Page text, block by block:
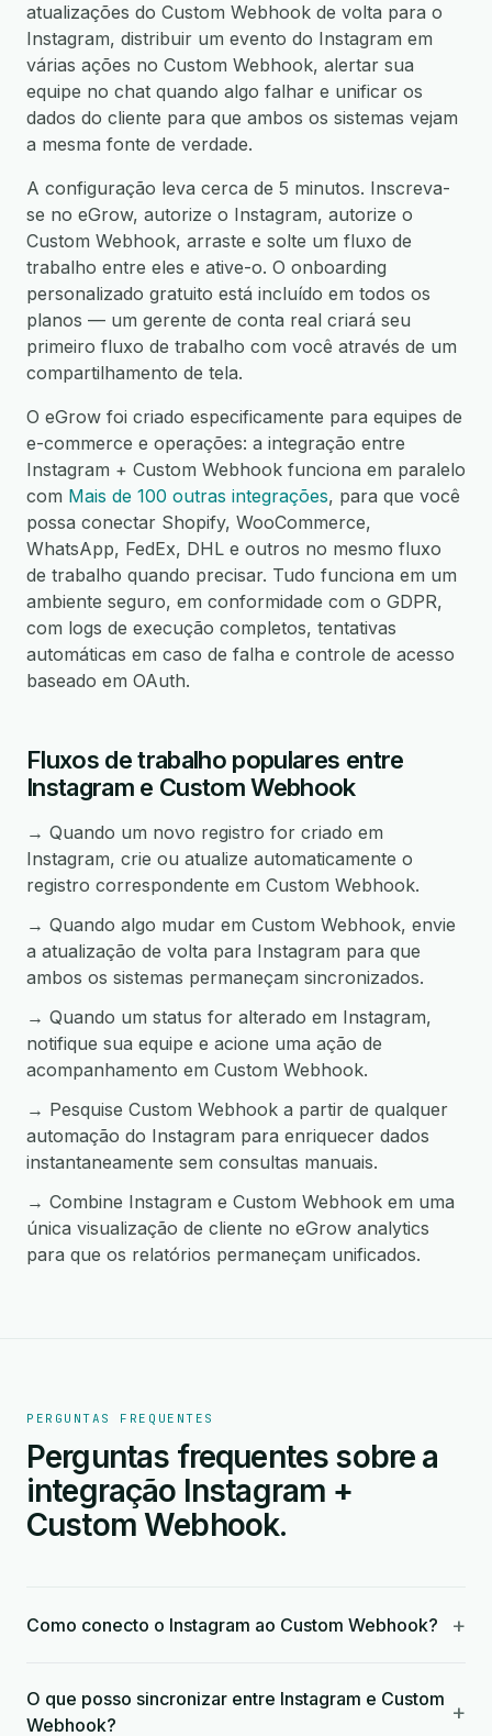
atualizações do Custom Webhook de volta para o
Instagram, distribuir um evento do Instagram em
várias ações no Custom Webhook, alertar sua
equipe no chat quando algo falhar e unificar os
dados do cliente para que ambos os sistemas vejam
a mesma fonte de verdade.
A configuração leva cerca de 5 minutos. Inscreva-
se no eGrow, autorize o Instagram, autorize o
Custom Webhook, arraste e solte um fluxo de
trabalho entre eles e ative-o. O onboarding
personalizado gratuito está incluído em todos os
planos — um gerente de conta real criará seu
primeiro fluxo de trabalho com você através de um
compartilhamento de tela.
O eGrow foi criado especificamente para equipes de
e-commerce e operações: a integração entre
Instagram + Custom Webhook funciona em paralelo
com Mais de 100 outras integrações, para que você
possa conectar Shopify, WooCommerce,
WhatsApp, FedEx, DHL e outros no mesmo fluxo
de trabalho quando precisar. Tudo funciona em um
ambiente seguro, em conformidade com o GDPR,
com logs de execução completos, tentativas
automáticas em caso de falha e controle de acesso
baseado em OAuth.
Fluxos de trabalho populares entre
Instagram e Custom Webhook
→ Quando um novo registro for criado em
Instagram, crie ou atualize automaticamente o
registro correspondente em Custom Webhook.
→ Quando algo mudar em Custom Webhook, envie
a atualização de volta para Instagram para que
ambos os sistemas permaneçam sincronizados.
→ Quando um status for alterado em Instagram,
notifique sua equipe e acione uma ação de
acompanhamento em Custom Webhook.
→ Pesquise Custom Webhook a partir de qualquer
automação do Instagram para enriquecer dados
instantaneamente sem consultas manuais.
→ Combine Instagram e Custom Webhook em uma
única visualização de cliente no eGrow analytics
para que os relatórios permaneçam unificados.
PERGUNTAS FREQUENTES
Perguntas frequentes sobre a
integração Instagram +
Custom Webhook.
Como conecto o Instagram ao Custom Webhook? +
O que posso sincronizar entre Instagram e Custom
Webhook?
+